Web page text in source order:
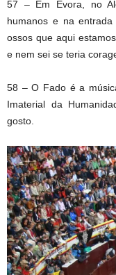
57 – Em Évora, no
humanos e na
ossos que aqui
e nem sei se teria
58 – O Fado é a
Imaterial da
gosto.